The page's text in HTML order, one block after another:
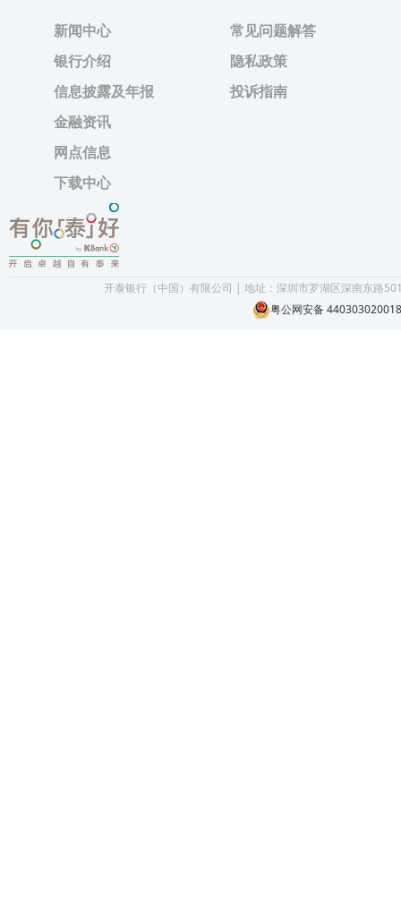
新闻中心
银行介绍
信息披露及年报
金融资讯
网点信息
下载中心
常见问题解答
隐私政策
投诉指南
开泰银行（中国）有限公司 | 地址：深圳市罗湖区深南东路
粤公网安备